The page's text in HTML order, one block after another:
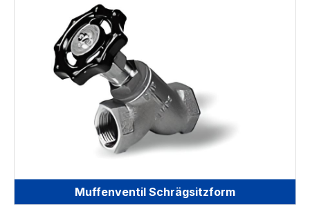
Muffenventil Schrägsitzform